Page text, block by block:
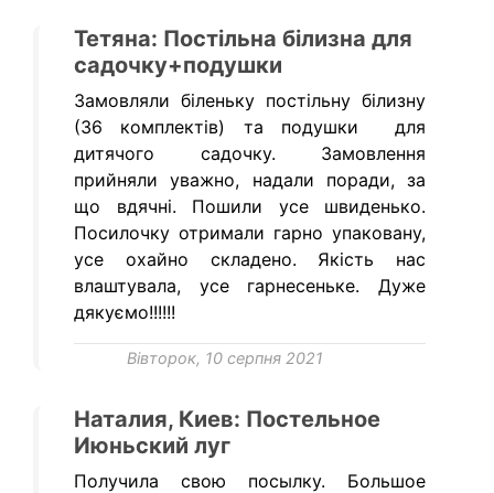
Тетяна: Постільна білизна для
садочку+подушки
Замовляли біленьку постільну білизну
(36 комплектів) та подушки для
дитячого садочку. Замовлення
прийняли уважно, надали поради, за
що вдячні. Пошили усе швиденько.
Посилочку отримали гарно упаковану,
усе охайно складено. Якість нас
влаштувала, усе гарнесеньке. Дуже
дякуємо!!!!!!
Вівторок, 10 серпня 2021
Наталия, Киев: Постельное
Июньский луг
Получила свою посылку. Большое